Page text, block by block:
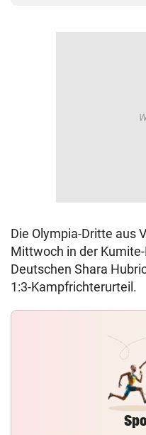
Die Olympia-Dritte aus
Mittwoch in der
Deutschen Shara
1:3-Kampfrichterurteil.